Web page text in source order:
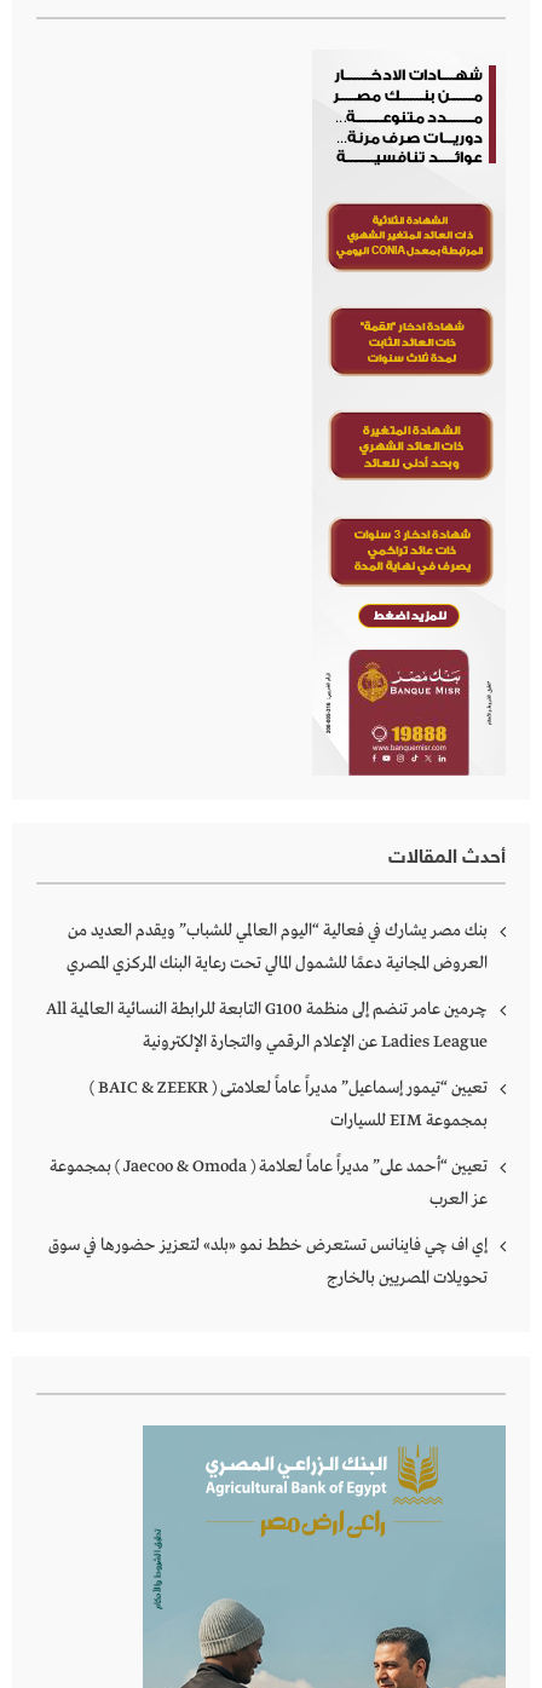
أحدث المقالات
بنك مصر يشارك في فعالية “اليوم العالمي للشباب” ويقدم العديد من
العروض المجانية دعمًا للشمول المالي تحت رعاية البنك المركزي المصري
چرمين عامر تنضم إلى منظمة G100 التابعة للرابطة النسائية العالمية All
Ladies League عن الإعلام الرقمي والتجارة الإلكترونية
تعيين “تيمور إسماعيل” مديراً عاماً لعلامتى ( BAIC & ZEEKR )
بمجموعة EIM للسيارات
تعيين “أحمد على” مديراً عاماً لعلامة ( Jaecoo & Omoda ) بمجموعة
عز العرب
إي اف چي فاينانس تستعرض خطط نمو «بلد» لتعزيز حضورها في سوق
تحويلات المصريين بالخارج